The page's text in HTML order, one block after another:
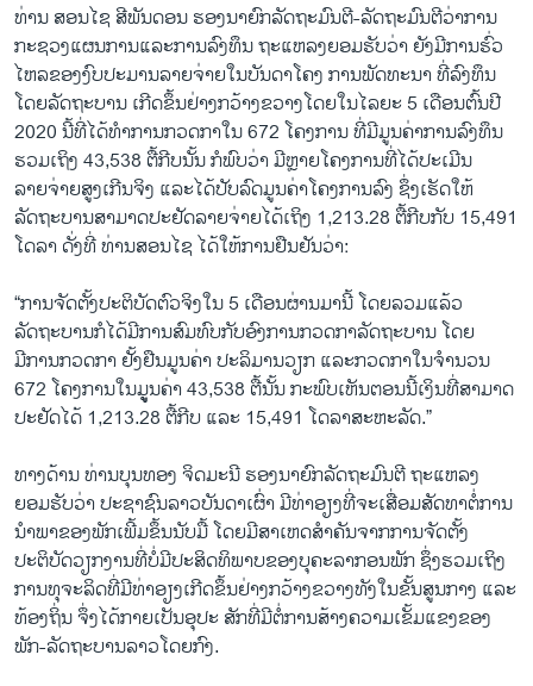
ທ່ານ ສອນໄຊ ສີພັນດອນ ຮອງນາຍົກລັດຖະມົນຕີ-ລັດຖະມົນຕີວ່າການ
ກະຊວງແຜນການແລະການລົງທຶນ ຖະແຫລງຍອມຮັບວ່າ ຍັງມີການຮົ່ວ
ໄຫລຂອງງົບປະມານລາຍຈ່າຍໃນບັນດາໂຄງ ການພັດທະນາ ທີ່ລົງທຶນ
ໂດຍລັດຖະບານ ເກີດຂຶ້ນຢ່າງກວ້າງຂວາງໂດຍໃນໄລຍະ 5 ເດືອນຕົ້ນປີ
2020 ນີ້ທີ່ໄດ້ທຳການກວດກາໃນ 672 ໂຄງການ ທີ່ມີມູນຄ່າການລົງທຶນ
ຮວມເຖິງ 43,538 ຕື້ກີບນັ້ນ ກໍພົບວ່າ ມີຫຼາຍໂຄງການທີ່ໄດ້ປະເມີນ
ລາຍຈ່າຍສູງເກີນຈິງ ແລະໄດ້ປັບລົດມູນຄ່າໂຄງການລົງ ຊຶ່ງເຮັດໃຫ້
ລັດຖະບານສາມາດປະຢັດລາຍຈ່າຍໄດ້ເຖິງ 1,213.28 ຕື້ກີບກັບ 15,491
ໂດລາ ດັ່ງທີ່ ທ່ານສອນໄຊ ໄດ້ໃຫ້ການຢືນຢັນວ່າ:
“ການຈັດຕັ້ງປະຕິບັດຕົວຈິງໃນ 5 ເດືອນຜ່ານມານີ້ ໂດຍລວມແລ້ວ
ລັດຖະບານກໍໄດ້ມີການສົມທົບກັບອົງການກວດກາລັດຖະບານ ໂດຍ
ມີການກວດກາ ຢັ້ງຢືນມູນຄ່າ ປະລິມານວຽກ ແລະກວດກາໃນຈຳນວນ
672 ໂຄງການໃນມູູນຄ່າ 43,538 ຕື້ນັ້ນ ກະພົບເຫັນຕອນນີ້ເງິນທີ່ສາມາດ
ປະຢັດໄດ້ 1,213.28 ຕື້ກີບ ແລະ 15,491 ໂດລາສະຫະລັດ.”
ທາງດ້ານ ທ່ານບຸນທອງ ຈິດມະນີ ຮອງນາຍົກລັດຖະມົນຕີ ຖະແຫລງ
ຍອມຮັບວ່າ ປະຊາຊົນລາວບັນດາເຜົ່າ ມີທ່າອຽງທີ່ຈະເສື່ອມສັດທາຕໍ່ການ
ນຳພາຂອງພັກເພີ້ມຂຶ້ນນັບມື້ ໂດຍມີສາເຫດສຳຄັນຈາກການຈັດຕັ້ງ
ປະຕິບັດວຽກງານທີ່ບໍ່ມີປະສິດທິພາບຂອງບຸຄະລາກອນພັກ ຊຶ່ງຮວມເຖິງ
ການທຸຈະລິດທີ່ມີທ່າອຽງເກີດຂຶ້ນຢ່າງກວ້າງຂວາງທັງໃນຂັ້ນສູນກາງ ແລະ
ທ້ອງຖິ່ນ ຈຶ່ງໄດ້ກາຍເປັນອຸປະ ສັກທີ່ມີຕໍ່ການສ້າງຄວາມເຂັ້ມແຂງຂອງ
ພັກ-ລັດຖະບານລາວໂດຍກົງ.